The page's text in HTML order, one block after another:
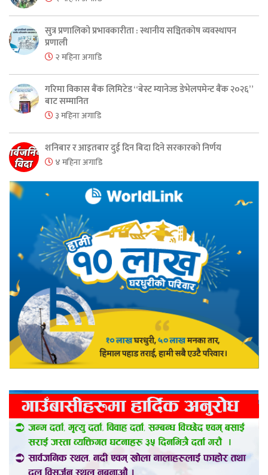
सुत्र प्रणालिको प्रभावकारीता : स्थानीय सञ्चितकोष व्यवस्थापन
प्रणाली
२ महिना अगाडि
गरिमा विकास बैंक लिमिटेड “बेस्ट म्यानेज्ड डेभेलपमेन्ट बैंक २०२६”
बाट सम्मानित
३ महिना अगाडि
शनिबार र आइतबार दुई दिन बिदा दिने सरकारको निर्णय
४ महिना अगाडि